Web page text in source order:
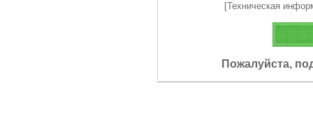
[Техническая
Пожалуйста,